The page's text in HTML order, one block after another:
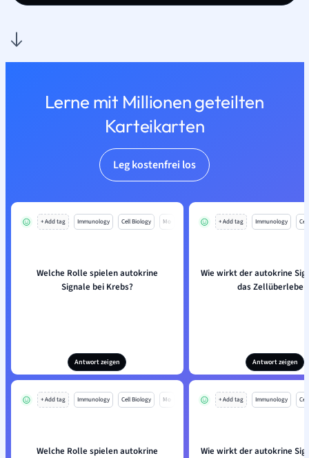
Lerne mit Millionen geteilten
Karteikarten
Leg kostenfrei los
+ Add tag Immunology Cell Biology Mo
Welche Rolle spielen autokrine
Signale bei Krebs?
Antwort zeigen
+ Add tag Immunology
Wie wirkt der autokrine
das
Antwort zeigen
+ Add tag Immunology Cell Biology Mo
Welche Rolle spielen autokrine
+ Add tag Immunology
Wie wirkt der autokrine